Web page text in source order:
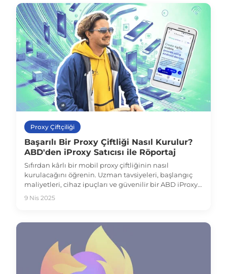
Proxy Çiftçiliği
Başarılı Bir Proxy Çiftliği Nasıl Kurulur?
ABD'den iProxy Satıcısı ile Röportaj
Sıfırdan kârlı bir mobil proxy çiftliğinin nasıl
kurulacağını öğrenin. Uzman tavsiyeleri, başlangıç
maliyetleri, cihaz ipuçları ve güvenilir bir ABD iProxy
satıcısından gerçek bilgiler - hepsi tek bir kılavuzda.
9 Nis 2025